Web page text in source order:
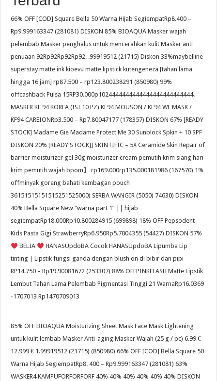
66% OFF [COD] Square Bella 50 Warna Hijab SegiempatRp8.400 –
Rp9.999163347 (281081) DISKON 85% BIOAQUA Masker wajah
pelembab Masker penghalus untuk mencerahkan kulit Masker anti
penuaan 92Rp92Rp92Rp92. .99919512 (21715) Diskon 33%maybelline
superstay matte ink kioevu matte lipstick kutengeneza [tahan lama
hingga 16 jam] rp87.500 – rp123.800238291 (850980) 99%
offcashback Pulsa 15RP30.000p1024444444444444444444444444.
MASKER KF 94 KOREA (ISI 10 PZ) KF94 MOUSON / KF94 WE MASK /
KF94 CAREIONRp3.500 – Rp7.80047177 (178357) DISKON 67% [READY
STOCK] Madame Gie Madame Protect Me 30 Sunblock Spkin + 10 SPF
DISKON 20% [READY STOCK]] SKINTIFIC – 5X Ceramide Skin Repair of
barrier moisturizer gel 30g moisturizer cream pemutih krim siang hari
krim pemutih wajah bpom】 rp169.000rp135.000181986 (167570) 1%
offminyak goreng bahati kembagan pouch
36151515151515251525000) SERBA WANGIR (5050) 74630) DISKON
40% Bella Square New “warna part 1” || hijab
segiempatRp18.000Rp10.800284915 (699898) 18% OFF Pepsodent
Kids Pasta Gigi StrawberryRp6.950Rp5.7004355 (54427) DISKON 57%
BELIA
HANASUpdoBA Cocok HANASUpdoBA Lipumba Lip
tinting | Lipstik fungsi ganda dengan blush on di bibir dan pipi
RP14.750 – Rp19.90081672 (253307) 88% OFFPINKFLASH Matte Lipstik
Lembut Tahan Lama Pelembab Pigmentasi Tinggi 21 WarnaRp16.0369
-1707013 Rp1470709013
85% OFF BIOAQUA Moisturizing Sheet Mask Face Mask Lightening
untuk kulit lembab Masker Anti-aging Masker Wajah (25 g / pc) 6.99 € –
12.999 € 1.99919512 (21715) (850980) 66% OFF [COD] Bella Square 50
Warna Hijab SegiempatRp8. 400 – Rp9.999163347 (281081) 63%
WASKER4 KAMPUFORFORFORF 40% 40% 40% 40% 40% 40% DISKON